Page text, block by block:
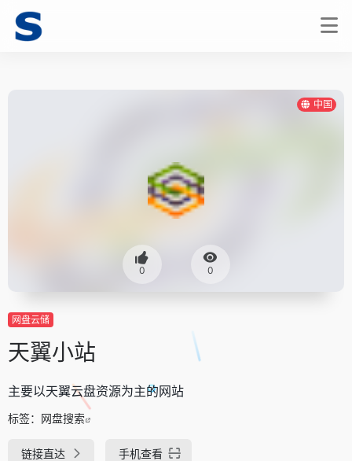
中国
0 0
网盘云储
天翼小站
主要以天翼云盘资源为主的网站
标签： 网盘搜索
链接直达 手机查看